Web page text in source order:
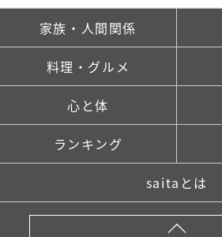
家族・人間関係
料理・グルメ
心と体
ランキング
saitaとは